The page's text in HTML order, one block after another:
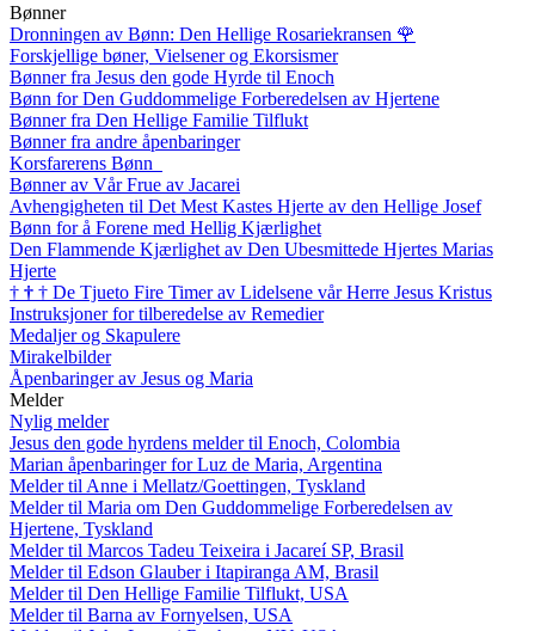
Bønner
Dronningen av Bønn: Den Hellige Rosariekransen 🌹
Forskjellige bøner, Vielsener og Ekorsismer
Bønner fra Jesus den gode Hyrde til Enoch
Bønn for Den Guddommelige Forberedelsen av Hjertene
Bønner fra Den Hellige Familie Tilflukt
Bønner fra andre åpenbaringer
Korsfarerens Bønn
Bønner av Vår Frue av Jacarei
Avhengigheten til Det Mest Kastes Hjerte av den Hellige Josef
Bønn for å Forene med Hellig Kjærlighet
Den Flammende Kjærlighet av Den Ubesmittede Hjertes Marias
Hjerte
† † † De Tjueto Fire Timer av Lidelsene vår Herre Jesus Kristus
Instruksjoner for tilberedelse av Remedier
Medaljer og Skapulere
Mirakelbilder
Åpenbaringer av Jesus og Maria
Melder
Nylig melder
Jesus den gode hyrdens melder til Enoch, Colombia
Marian åpenbaringer for Luz de Maria, Argentina
Melder til Anne i Mellatz/Goettingen, Tyskland
Melder til Maria om Den Guddommelige Forberedelsen av
Hjertene, Tyskland
Melder til Marcos Tadeu Teixeira i Jacareí SP, Brasil
Melder til Edson Glauber i Itapiranga AM, Brasil
Melder til Den Hellige Familie Tilflukt, USA
Melder til Barna av Fornyelsen, USA